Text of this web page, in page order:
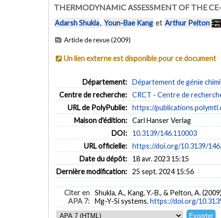
THERMODYNAMIC ASSESSMENT OF THE
Adarsh Shukla, Youn-Bae Kang et Arthur Pelton
Article de revue (2009)
Un lien externe est disponible pour ce document
Département: Département de génie
Centre de recherche: CRCT - Centre de
URL de PolyPublie: https://
Maison d'édition: Carl Hanser Verlag
DOI:
10.3139/146.110003
URL officielle: https://doi.org/10.3139/
Date du dépôt:
18 avr. 2023 15:15
Dernière modification: 25 sept. 2024 15:56
Citer en
APA 7:
Shukla, A., Kang, Y.-B., & Pelton, A.
Mg-Y-Si systems.https://doi.org/